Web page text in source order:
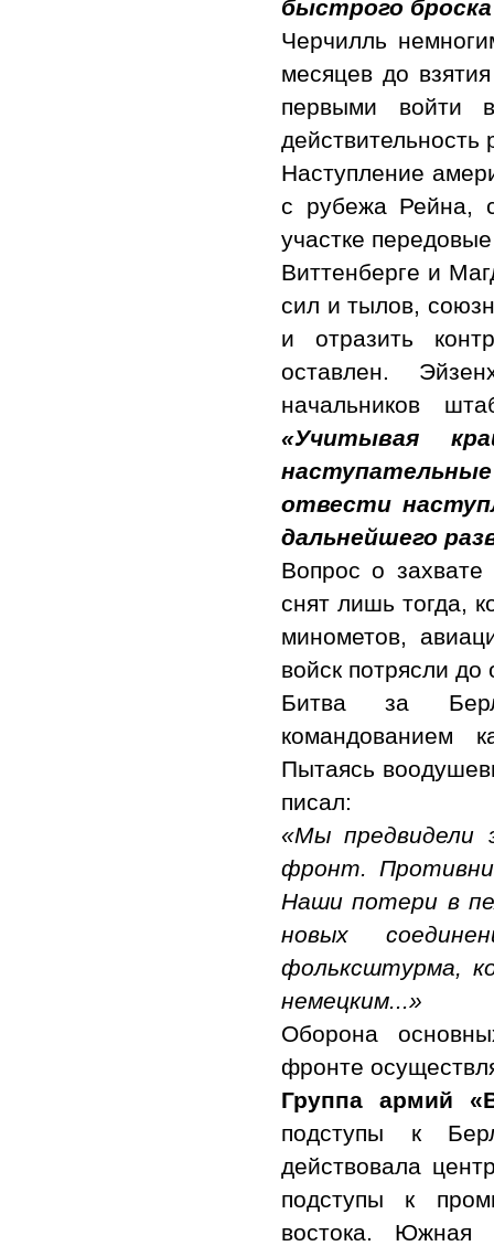
быстрого
Черчилль
месяцев до
первыми войти
действительность
Наступление
с рубежа Рейна,
участке
Виттенберге и
сил и тылов,
и отразить
оставлен.
начальников
«Учитывая
отвести
дальнейшего
Вопрос о
снят лишь тогда,
минометов,
войск потрясли
Битва за
командованием
Пытаясь
писал:
«Мы предвидели
фронт.
Наши потери в
новых
фольксштурма,
немецким...»
Оборона
фронте
Группа армий
подступы к
действовала
подступы к
востока. Южная